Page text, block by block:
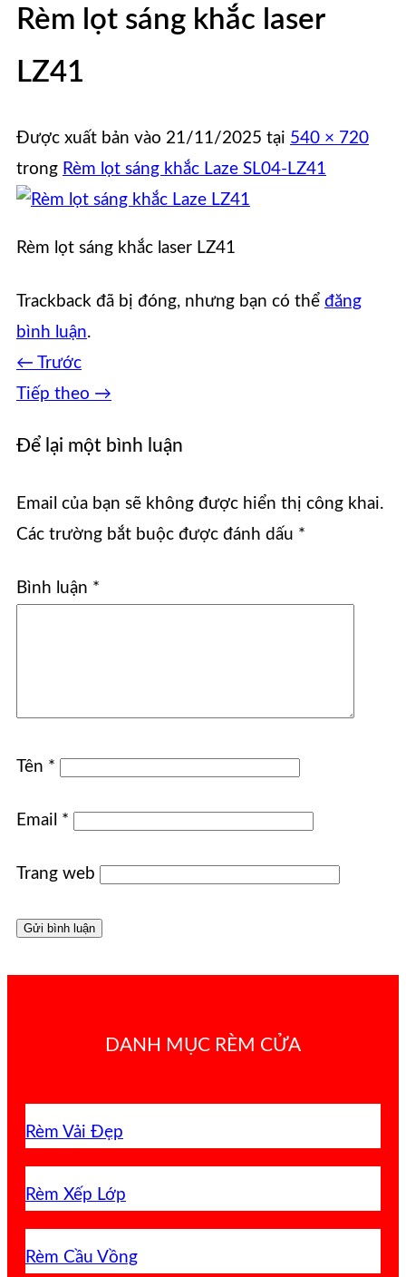
Rèm lọt sáng khắc laser
LZ41
Được xuất bản vào 21/11/2025 tại 540 × 720
trong Rèm lọt sáng khắc Laze SL04-LZ41
Rèm lọt sáng khắc laser LZ41
Trackback đã bị đóng, nhưng bạn có thể đăng
bình luận.
← Trước
Tiếp theo →
Để lại một bình luận
Email của bạn sẽ không được hiển thị công khai.
Các trường bắt buộc được đánh dấu *
Bình luận *
Tên *
Email *
Trang web
DANH MỤC RÈM CỬA
Rèm Vải Đẹp
Rèm Xếp Lớp
Rèm Cầu Vồng